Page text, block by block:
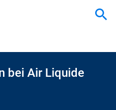
bei Air Liquide